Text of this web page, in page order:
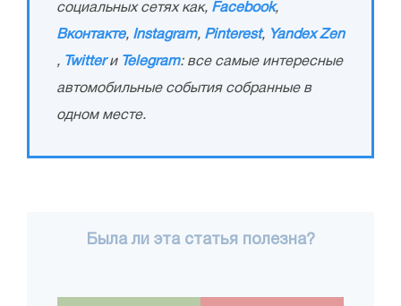
социальных сетях как, Facebook,
Вконтакте, Instagram, Pinterest, Yandex Zen
, Twitterи Telegram: все самые интересные
автомобильные события собранные в
одном месте.
Была ли эта статья полезна?